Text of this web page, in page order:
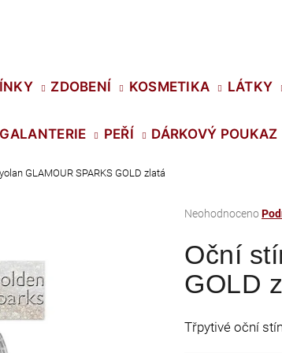
ZDOBENÍ KOSMETIKA LÁTKY
GALANTERIE PEŘÍ DÁRKOVÝ POUKAZ
GLAMOUR SPARKS GOLD zlatá
Průměrné
produktu
je
0,0
hvězdiček.
Neohodnoceno
Oční
GOLD
Třpytivé oční
Co potřebujete najít?
XIRIUS NH SS-16 CRYSTAL